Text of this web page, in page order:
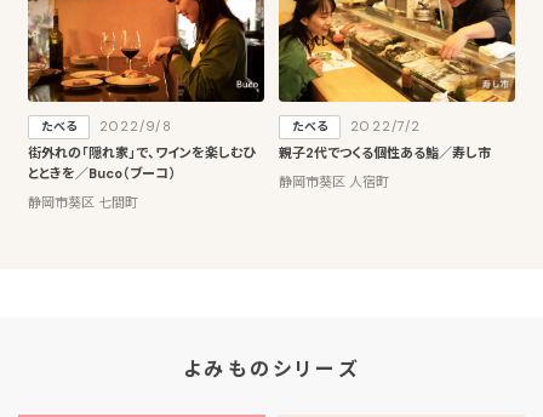
たべる
2022/9/8
街外れの「隠れ家」で、ワインを楽しむひ
とときを／Buco（ブーコ）
静岡市葵区 七間町
たべる
2022/7/2
親子2代でつくる個性ある鮨／寿し市
静岡市葵区 人宿町
よみものシリーズ